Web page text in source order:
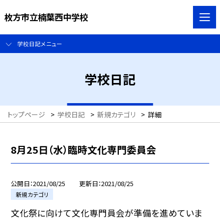
枚方市立楠葉西中学校
学校日記メニュー
学校日記
トップページ > 学校日記 > 新規カテゴリ > 詳細
8月25日（水）臨時文化専門委員会
公開日 2021/08/25 更新日 2021/08/25
新規カテゴリ
文化祭に向けて文化専門員会が準備を進めていま